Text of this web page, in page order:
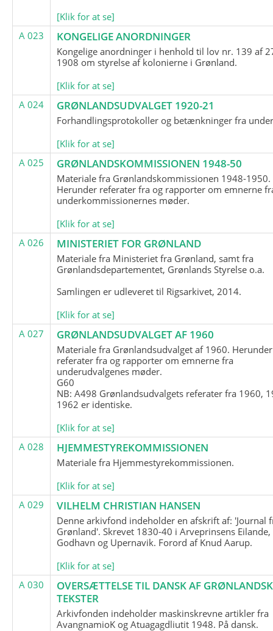
[Klik for at se]
A 023
KONGELIGE ANORDNINGER
Kongelige anordninger i henhold til lov nr. 139 af
1908 om styrelse af kolonierne i Grønland.
[Klik for at se]
A 024
GRØNLANDSUDVALGET 1920-21
Forhandlingsprotokoller og betænkninger fra
[Klik for at se]
A 025
GRØNLANDSKOMMISSIONEN 1948-50
Materiale fra Grønlandskommissionen 1948-1950.
Herunder referater fra og rapporter om emnerne
underkommissionernes møder.
[Klik for at se]
A 026
MINISTERIET FOR GRØNLAND
Materiale fra Ministeriet fra Grønland, samt fra
Grønlandsdepartementet, Grønlands Styrelse o.a.
Samlingen er udleveret til Rigsarkivet, 2014.
[Klik for at se]
A 027
GRØNLANDSUDVALGET AF 1960
Materiale fra Grønlandsudvalget af 1960. Herunder
referater fra og rapporter om emnerne fra
underudvalgenes møder.
G60
NB: A498 Grønlandsudvalgets referater fra 1960,
1962 er identiske.
[Klik for at se]
A 028
HJEMMESTYREKOMMISSIONEN
Materiale fra Hjemmestyrekommissionen.
[Klik for at se]
A 029
VILHELM CHRISTIAN HANSEN
Denne arkivfond indeholder en afskrift af: 'Journal
Grønland'. Skrevet 1830-40 i Arveprinsens Eilande,
Godhavn og Upernavik. Forord af Knud Aarup.
[Klik for at se]
A 030
OVERSÆTTELSE TIL DANSK AF
TEKSTER
Arkivfonden indeholder maskinskrevne artikler fra
AvangnamioK og Atuagagdliutit 1948. På dansk.